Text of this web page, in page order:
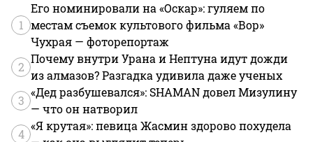
1
Его номинировали на «Оскар»: гуляем по
местам съемок культового фильма «Вор»
Чухрая — фоторепортаж
2
Почему внутри Урана и Нептуна идут дожди
из алмазов? Разгадка удивила даже ученых
3
«Дед разбушевался»: SHAMAN довел Мизулину
— что он натворил
4
«Я крутая»: певица Жасмин здорово похудела